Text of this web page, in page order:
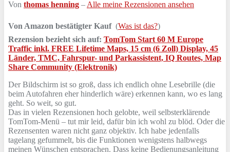
Von thomas henning – Alle meine Rezensionen ansehen
Von Amazon bestätigter Kauf (Was ist das?)
Rezension bezieht sich auf: TomTom Start 60 M Europe
Traffic inkl. FREE Lifetime Maps, 15 cm (6 Zoll) Display, 45
Länder, TMC, Fahrspur- und Parkassistent, IQ Routes, Map
Share Community (Elektronik)
Der Bildschirm ist so groß, dass ich endlich ohne Lesebrille (die
beim Autofahren eher hinderlich wäre) erkennen kann, wo es lang
geht. So weit, so gut.
Das in vielen Rezensionen hoch gelobte, weil selbsterklärende
TomTom-Menü – tut mir leid, dafür bin ich wohl zu blöd. Oder die
Rezensenten waren nicht ganz objektiv. Ich habe jedenfalls
tagelang gefummelt, bis die Funktionen wenigstens halbwegs
meinen Wünschen entsprachen. Dass keine Bedienungsanleitung